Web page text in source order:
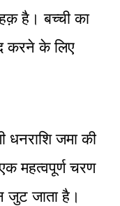
है। बच्ची का
करने के लिए
धनराशि जमा की
महत्वपूर्ण चरण
जाता है।